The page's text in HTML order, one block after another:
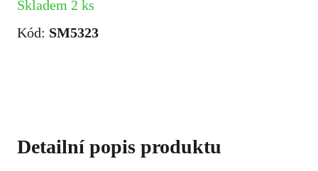
Skladem 2 ks
Kód: SM5323
Detailní popis produktu